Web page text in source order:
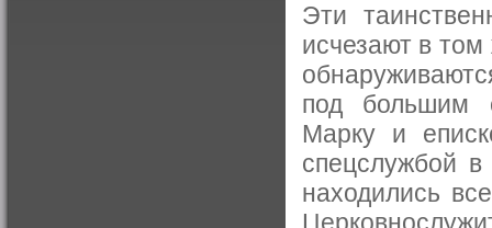
Эти
исчезают в том
под большим
Марку и
спецслужбой
находились